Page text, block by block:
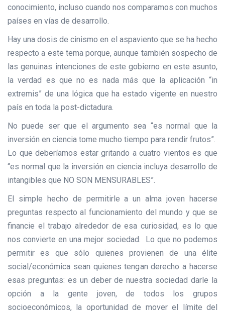
conocimiento, incluso cuando nos comparamos con muchos
países en vías de desarrollo.
Hay una dosis de cinismo en el aspaviento que se ha hecho
respecto a este tema porque, aunque también sospecho de
las genuinas intenciones de este gobierno en este asunto,
la verdad es que no es nada más que la aplicación “in
extremis” de una lógica que ha estado vigente en nuestro
país en toda la post-dictadura.
No puede ser que el argumento sea “es normal que la
inversión en ciencia tome mucho tiempo para rendir frutos”.
Lo que deberíamos estar gritando a cuatro vientos es que
“es normal que la inversión en ciencia incluya desarrollo de
intangibles que NO SON MENSURABLES”.
El simple hecho de permitirle a un alma joven hacerse
preguntas respecto al funcionamiento del mundo y que se
financie el trabajo alrededor de esa curiosidad, es lo que
nos convierte en una mejor sociedad. Lo que no podemos
permitir es que sólo quienes provienen de una élite
social/económica sean quienes tengan derecho a hacerse
esas preguntas: es un deber de nuestra sociedad darle la
opción a la gente joven, de todos los grupos
socioeconómicos, la oportunidad de mover el límite del